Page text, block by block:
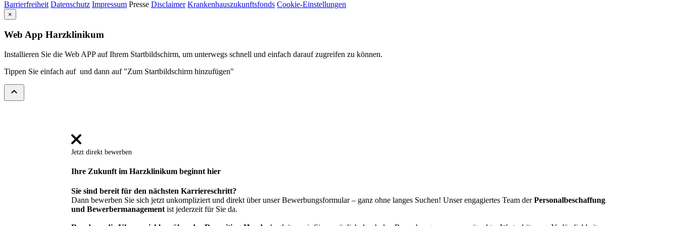
Barrierfreiheit Datenschutz Impressum Presse Disclaimer Krankenhauszukunftsfonds Cookie-Einstellungen
×
Web App Harzklinikum
Installieren Sie die Web APP auf Ihrem Startbildschirm, um unterwegs schnell und einfach darauf zugreifen zu können.
Tippen Sie einfach auf und dann auf "Zum Startbildschirm hinzufügen"
expand_less
Jetzt direkt bewerben
Ihre Zukunft im Harzklinikum beginnt hier
Sie sind bereit für den nächsten Karriereschritt?
Dann bewerben Sie sich jetzt unkompliziert und direkt über unser Bewerbungsformular – ganz ohne langes Suchen! Unser engagiertes Team derPersonalbeschaffung
und Bewerbermanagementist jederzeit für Sie da.